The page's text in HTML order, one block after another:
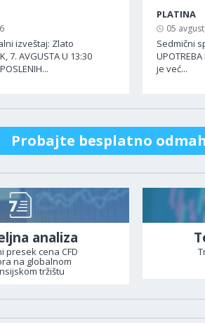
izveštaj: Zlato
7. AVGUSTA U 13:30
PLATINA
05
Sedmični
UPOTREBA
je već...
Probajte besplatno odmah
analiza
presek cena CFD
na globalnom
tržištu